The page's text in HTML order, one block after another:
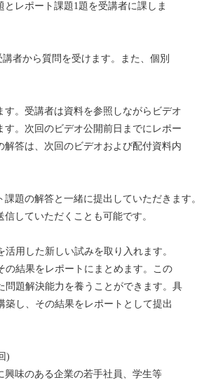
レポート課題1題を受講者に課しま
者から質問を受けます。また、個別
。受講者は資料を参照しながらビデオ
。次回のビデオ公開前日までにレポー
解答は、次回のビデオおよび配付資料内
題の解答と一緒に提出していただきます。
していただくことも可能です。
用した新しい試みを取り入れます。
結果をレポートにまとめます。この
題解決能力を養うことができます。具
し、その結果をレポートとして提出
)
味のある企業の若手社員、学生等